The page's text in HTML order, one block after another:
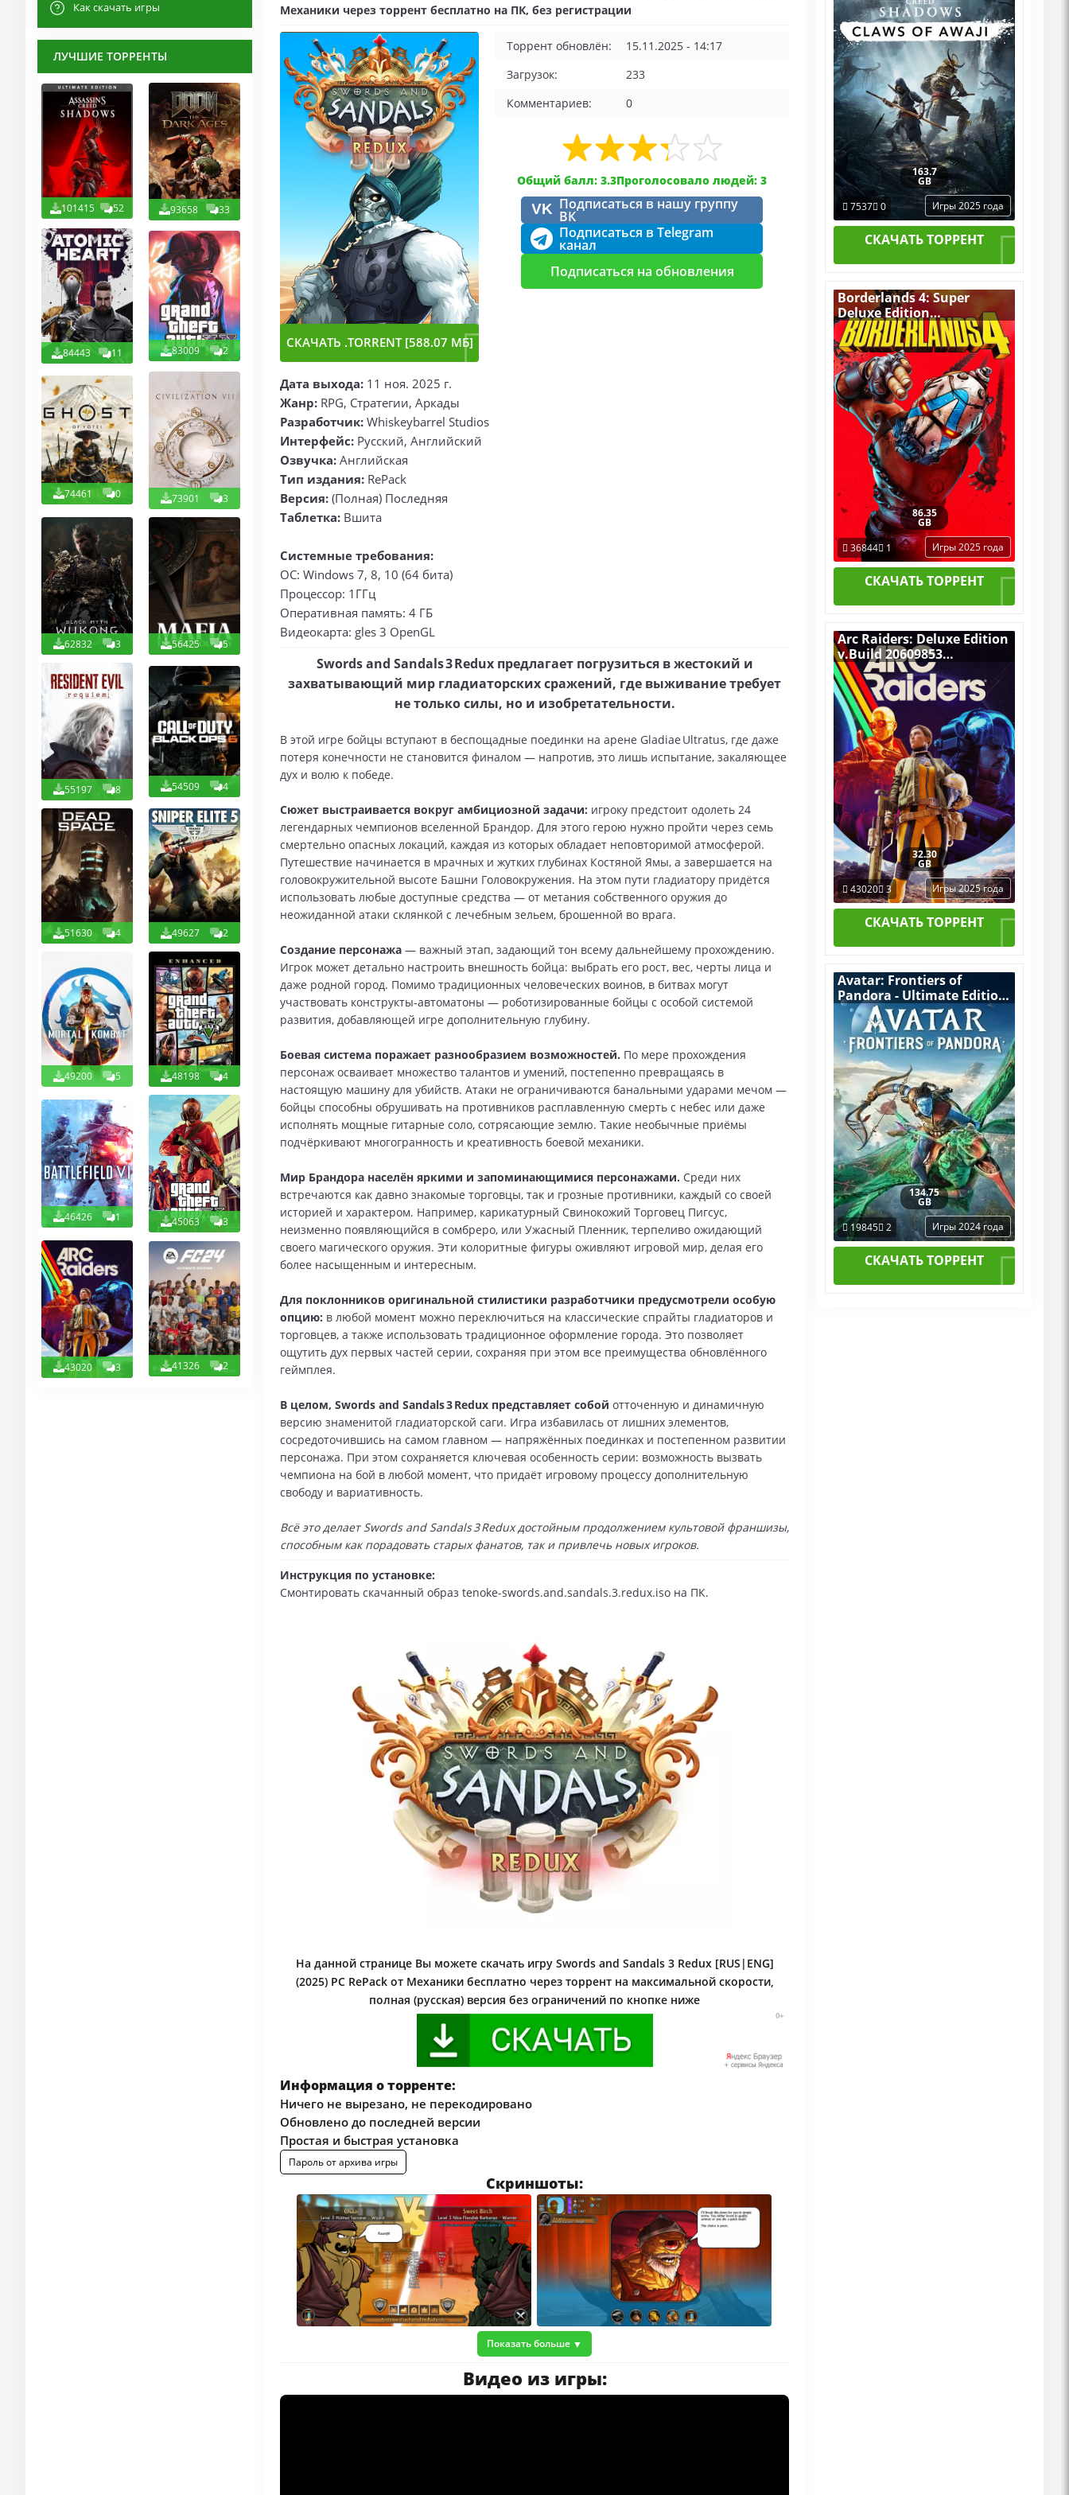
Как скачать игры
ЛУЧШИЕ ТОРРЕНТЫ
101415 52 93658 33
84443 11 83009 2
74461 0 73901 3
62832 3 56425 5
55197 8 54509 4
51630 4 49627 2
49200 5 48198 4
46426 1 45063 3
43020 3 41326 2
Механики через торрент бесплатно на ПК, без регистрации
СКАЧАТЬ .TORRENT [588.07 МБ]
Торрент обновлён:
15.11.2025 - 14:17
Загрузок:
233
Комментариев:
0
Общий балл: 3.3Проголосовало людей: 3
VK Подписаться в нашу группу
ВК
Подписаться в Telegram
канал
Подписаться на обновления
Дата выхода: 11 ноя. 2025 г.
Жанр: RPG, Стратегии, Аркады
Разработчик: Whiskeybarrel Studios
Интерфейс: Русский, Английский
Озвучка: Английская
Тип издания: RePack
Версия: (Полная) Последняя
Таблетка: Вшита
Системные требования:
ОС: Windows 7, 8, 10 (64 бита)
Процессор: 1ГГц
Оперативная память: 4 ГБ
Видеокарта: gles 3 OpenGL
Swords and Sandals 3 Redux предлагает погрузиться в жестокий и
захватывающий мир гладиаторских сражений, где выживание требует
не только силы, но и изобретательности.
В этой игре бойцы вступают в беспощадные поединки на арене Gladiae Ultratus, где даже
потеря конечности не становится финалом — напротив, это лишь испытание, закаляющее
дух и волю к победе.
Сюжет выстраивается вокруг амбициозной задачи: игроку предстоит одолеть 24
легендарных чемпионов вселенной Брандор. Для этого герою нужно пройти через семь
смертельно опасных локаций, каждая из которых обладает неповторимой атмосферой.
Путешествие начинается в мрачных и жутких глубинах Костяной Ямы, а завершается на
головокружительной высоте Башни Головокружения. На этом пути гладиатору придётся
использовать любые доступные средства — от метания собственного оружия до
неожиданной атаки склянкой с лечебным зельем, брошенной во врага.
Создание персонажа — важный этап, задающий тон всему дальнейшему прохождению.
Игрок может детально настроить внешность бойца: выбрать его рост, вес, черты лица и
даже родной город. Помимо традиционных человеческих воинов, в битвах могут
участвовать конструкты‑автоматоны — роботизированные бойцы с особой системой
развития, добавляющей игре дополнительную глубину.
Боевая система поражает разнообразием возможностей. По мере прохождения
персонаж осваивает множество талантов и умений, постепенно превращаясь в
настоящую машину для убийств. Атаки не ограничиваются банальными ударами мечом —
бойцы способны обрушивать на противников расплавленную смерть с небес или даже
исполнять мощные гитарные соло, сотрясающие землю. Такие необычные приёмы
подчёркивают многогранность и креативность боевой механики.
Мир Брандора населён яркими и запоминающимися персонажами. Среди них
встречаются как давно знакомые торговцы, так и грозные противники, каждый со своей
историей и характером. Например, карикатурный Свинокожий Торговец Пигсус,
неизменно появляющийся в сомбреро, или Ужасный Пленник, терпеливо ожидающий
своего магического оружия. Эти колоритные фигуры оживляют игровой мир, делая его
более насыщенным и интересным.
Для поклонников оригинальной стилистики разработчики предусмотрели особую
опцию: в любой момент можно переключиться на классические спрайты гладиаторов и
торговцев, а также использовать традиционное оформление города. Это позволяет
ощутить дух первых частей серии, сохраняя при этом все преимущества обновлённого
геймплея.
В целом, Swords and Sandals 3 Redux представляет собой отточенную и динамичную
версию знаменитой гладиаторской саги. Игра избавилась от лишних элементов,
сосредоточившись на самом главном — напряжённых поединках и постепенном развитии
персонажа. При этом сохраняется ключевая особенность серии: возможность вызвать
чемпиона на бой в любой момент, что придаёт игровому процессу дополнительную
свободу и вариативность.
Всё это делает Swords and Sandals 3 Redux достойным продолжением культовой франшизы,
способным как порадовать старых фанатов, так и привлечь новых игроков.
Инструкция по установке:
Смонтировать скачанный образ tenoke-swords.and.sandals.3.redux.iso на ПК.
На данной странице Вы можете скачать игру Swords and Sandals 3 Redux [RUS|ENG]
(2025) PC RePack от Механики бесплатно через торрент на максимальной скорости,
полная (русская) версия без ограничений по кнопке ниже
Информация о торренте:
Ничего не вырезано, не перекодировано
Обновлено до последней версии
Простая и быстрая установка
Пароль от архива игры
Скриншоты:
Показать больше
Видео из игры:
Механики со всеми DLCs
163.7
GB
7537 0 Игры 2025 года
СКАЧАТЬ ТОРРЕНТ
Borderlands 4: Super
Deluxe Edition
v.Build 21971224
[RUS|ENG] (2025) PC
RePack by R.G. Механики
+ все Дополнения
86.35
GB
36844
1 Игры 2025 года
СКАЧАТЬ ТОРРЕНТ
Arc Raiders: Deluxe Edition
v.Build 20609853
[RUS|ENG] (2025) PC
RePack от Механики
32.30
GB
43020 3 Игры 2025 года
СКАЧАТЬ ТОРРЕНТ
Avatar: Frontiers of
Pandora - Ultimate Edition
(Аватар: Рубежи
Пандоры) [RUS|ENG]
(2024) PC RePack by R.G.
Механики + все DLC
134.75
GB
19845 2 Игры 2024 года
СКАЧАТЬ ТОРРЕНТ